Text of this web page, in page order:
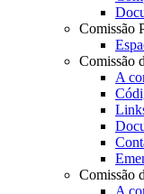
Comissão
Comissão
A
Comissão
A